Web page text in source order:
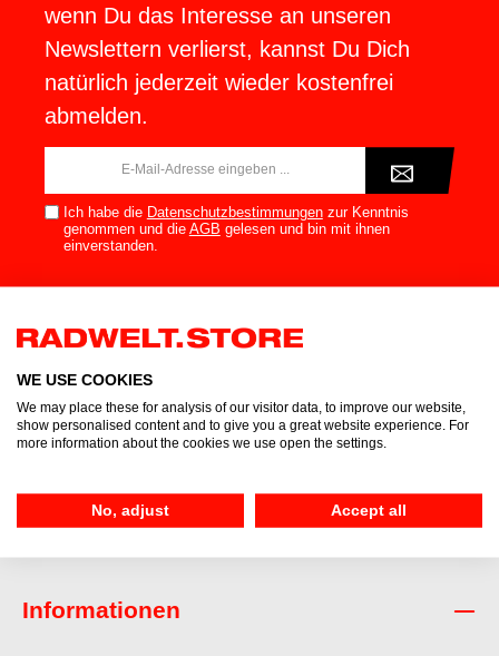
wenn Du das Interesse an unseren
Newslettern verlierst, kannst Du Dich
natürlich jederzeit wieder kostenfrei
abmelden.
Ich habe die Datenschutzbestimmungenzur Kenntnis
genommen und die AGB gelesen und bin mit ihnen
einverstanden.
Highlights
Gravel Bike
Light E-Bike
Trekking E-Bike
Informationen
WE USE COOKIES
We may place these for analysis of our visitor data, to improve our website,
show personalised content and to give you a great website experience. For
more information about the cookies we use open the settings.
No, adjust Accept all